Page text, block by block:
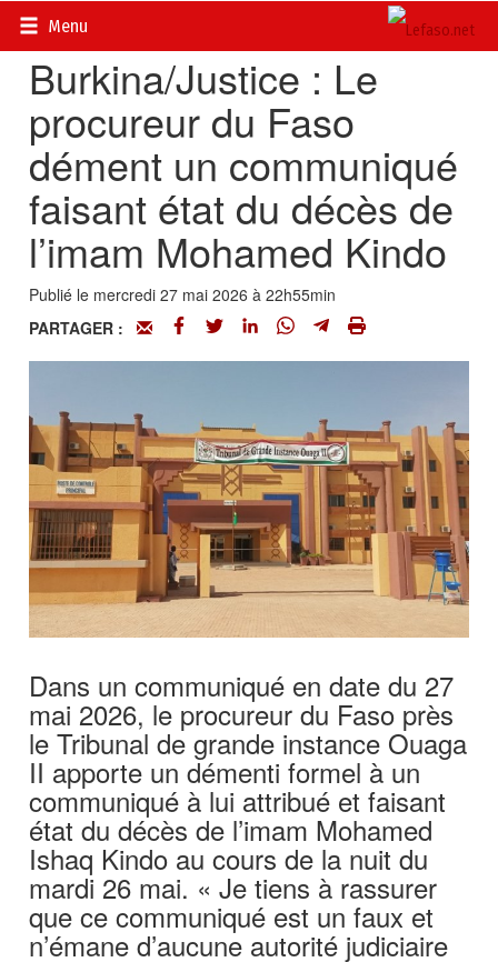
Menu
Accueil>
Burkina/Justice : Le
procureur du Faso
dément un communiqué
faisant état du décès de
l’imam Mohamed Kindo
Publié le mercredi 27 mai 2026 à 22h55min
PARTAGER :
Dans un communiqué en date du 27
mai 2026, le procureur du Faso près
le Tribunal de grande instance Ouaga
II apporte un démenti formel à un
communiqué à lui attribué et faisant
état du décès de l’imam Mohamed
Ishaq Kindo au cours de la nuit du
mardi 26 mai. « Je tiens à rassurer
que ce communiqué est un faux et
n’émane d’aucune autorité judiciaire